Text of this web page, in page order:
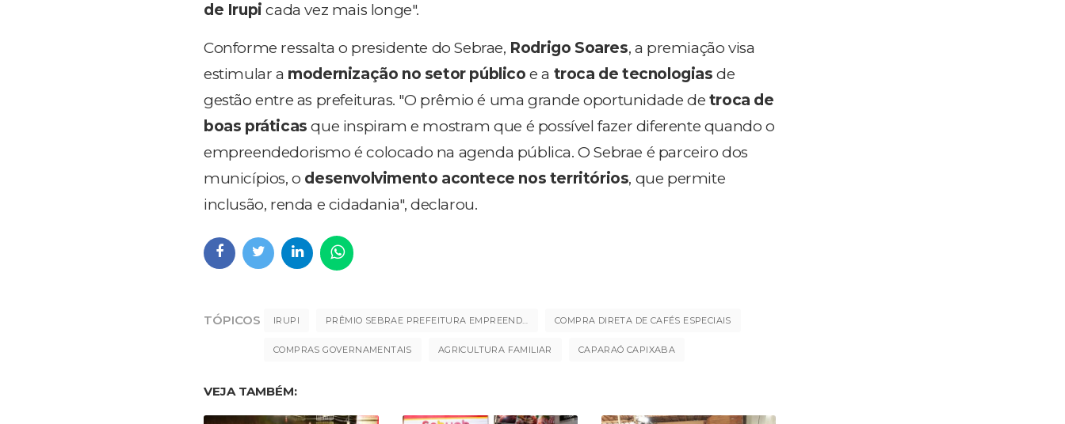
de Irupi cada vez mais longe".
Conforme ressalta o presidente do Sebrae, Rodrigo Soares, a premiação visa
estimular a modernização no setor público e a troca de tecnologias de
gestão entre as prefeituras. "O prêmio é uma grande oportunidade de troca de
boas práticas que inspiram e mostram que é possível fazer diferente quando o
empreendedorismo é colocado na agenda pública. O Sebrae é parceiro dos
municípios, o desenvolvimento acontece nos territórios, que permite
inclusão, renda e cidadania", declarou.
TÓPICOS IRUPI PRÊMIO SEBRAE PREFEITURA EMPREENDEDORA COMPRA DIRETA DE CAFÉS ESPECIAIS
COMPRAS GOVERNAMENTAIS AGRICULTURA FAMILIAR CAPARAÓ CAPIXABA
VEJA TAMBÉM: